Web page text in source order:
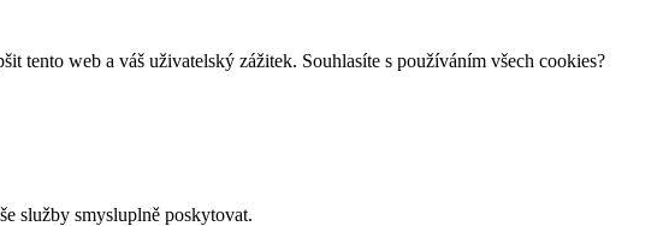
tento web a váš uživatelský zážitek. Souhlasíte s používáním všech cookies?
služby smysluplně poskytovat.